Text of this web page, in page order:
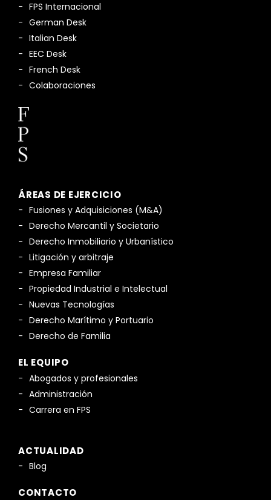
FPS Internacional
German Desk
Italian Desk
EEC Desk
French Desk
Colaboraciones
ÁREAS DE EJERCICIO
Fusiones y Adquisiciones (M&A)
Derecho Mercantil y Societario
Derecho Inmobiliario y Urbanístico
Litigación y arbitraje
Empresa Familiar
Propiedad Industrial e Intelectual
Nuevas Tecnologías
Derecho Marítimo y Portuario
Derecho de Familia
EL EQUIPO
Abogados y profesionales
Administración
Carrera en FPS
ACTUALIDAD
Blog
CONTACTO